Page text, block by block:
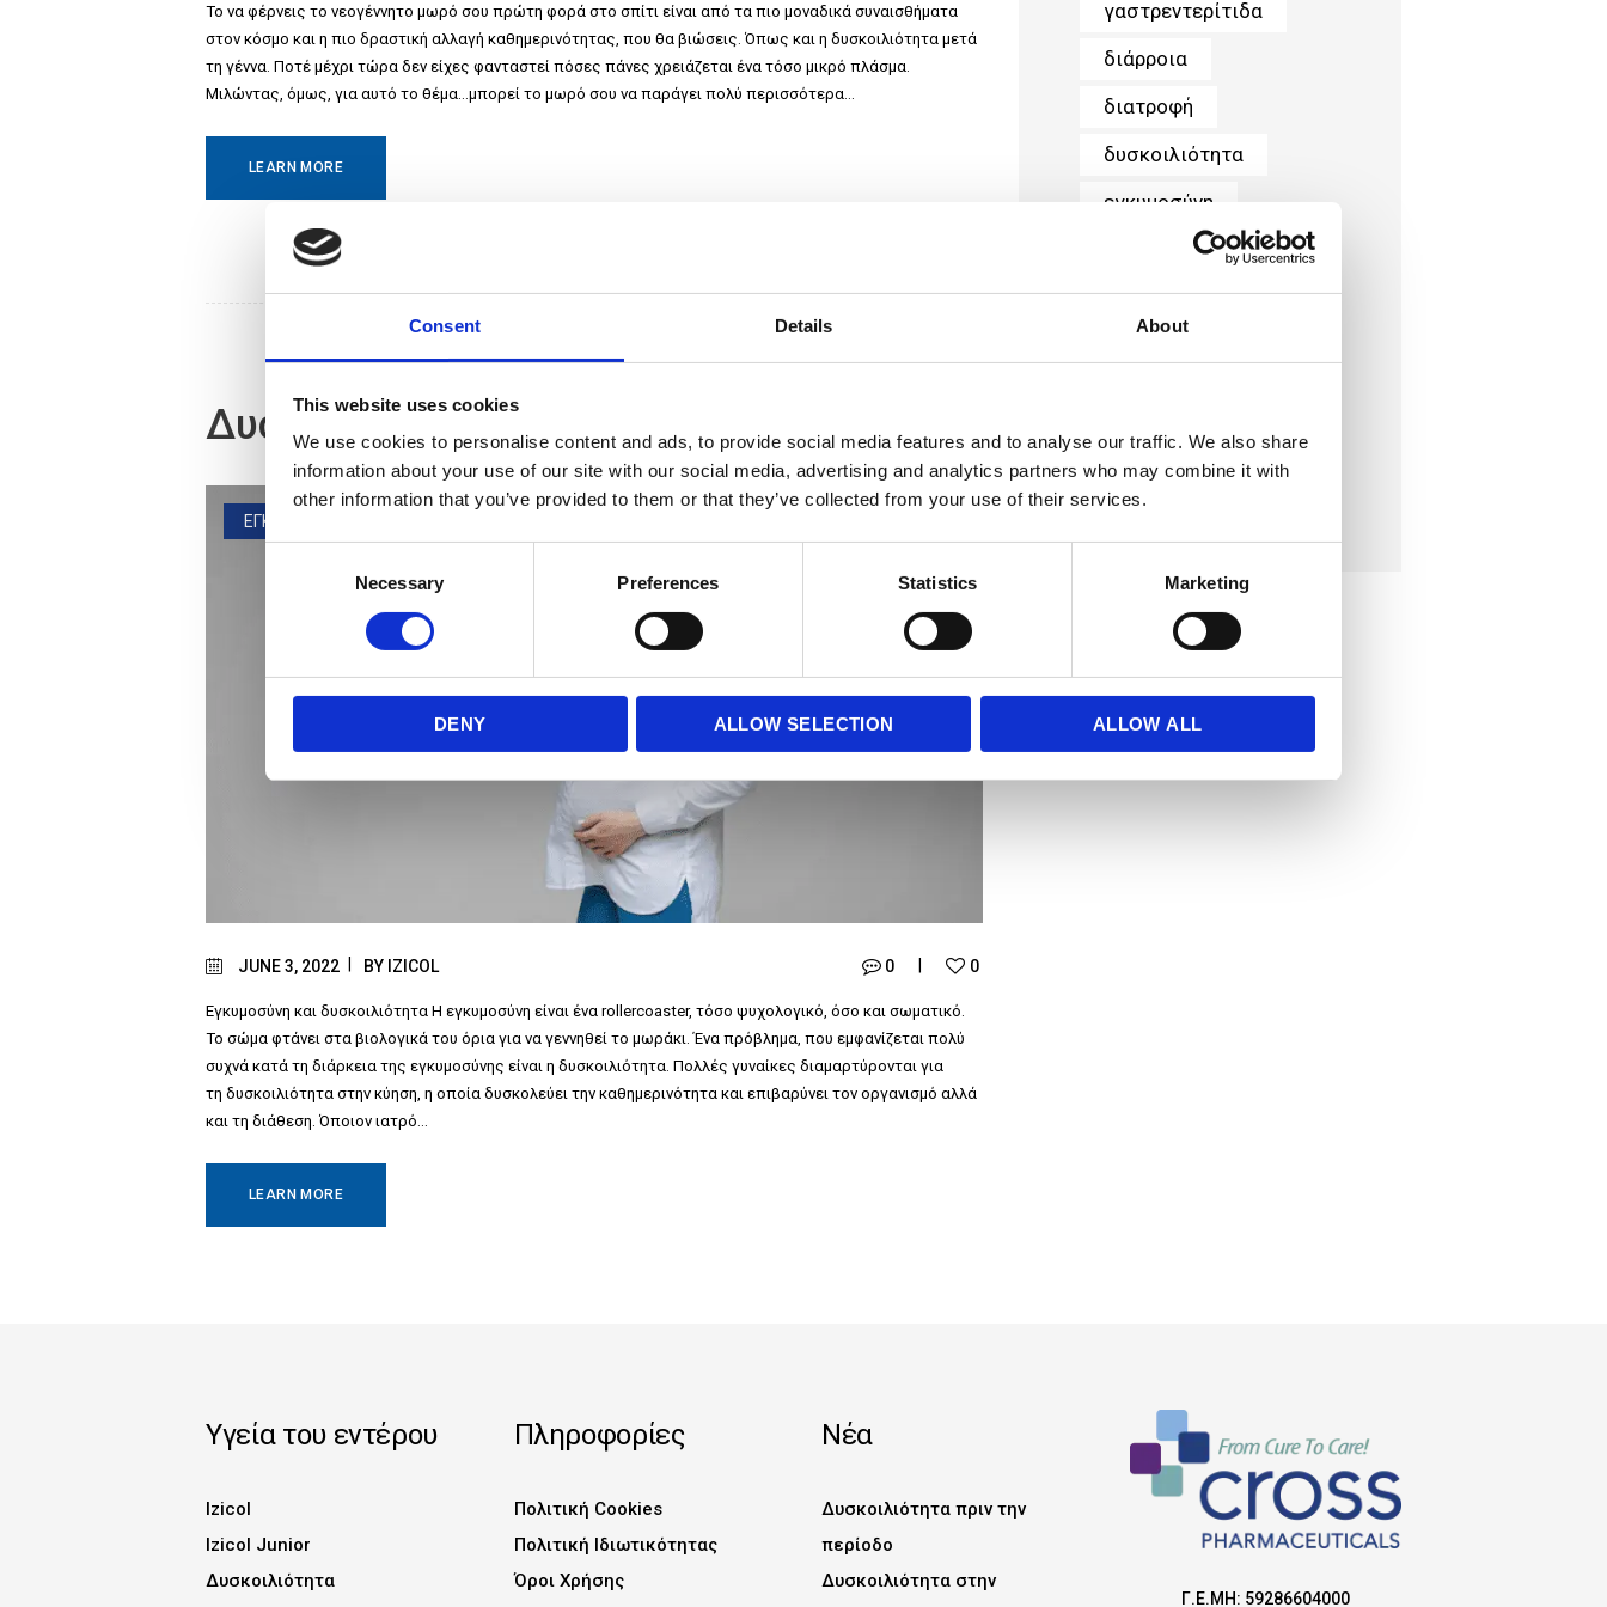
Consent Details About
This website uses cookies
We use cookies to personalise content and ads, to provide social media features and to analyse our traffic. We also share
information about your use of our site with our social media, advertising and analytics partners who may combine it with
other information that you’ve provided to them or that they’ve collected from your use of their services.
e
i
o
Necessary Preferences Statistics Marketing
DENY ALLOW SELECTION ALLOW ALL
Το να φέρνεις το νεογέννητο μωρό σου πρώτη φορά στο σπίτι είναι από τα πιο μοναδικά συναισθήματα
στον κόσμο και η πιο δραστική αλλαγή καθημερινότητας, που θα βιώσεις. Όπως και η δυσκοιλιότητα μετά
τη γέννα. Ποτέ μέχρι τώρα δεν είχες φανταστεί πόσες πάνες χρειάζεται ένα τόσο μικρό πλάσμα.
Μιλώντας, όμως, για αυτό το θέμα…μπορεί το μωρό σου να παράγει πολύ περισσότερα…
LEARN MORE
Δυσκοιλιότητα στην εγκυμοσύνη
ΕΓΚΥΜΟΣΥΝΗ
JUNE 3, 2022 BY IZICOL 0 0
Εγκυμοσύνη και δυσκοιλιότητα Η εγκυμοσύνη είναι ένα rollercoaster, τόσο ψυχολογικό, όσο και σωματικό.
Το σώμα φτάνει στα βιολογικά του όρια για να γεννηθεί το μωράκι. Ένα πρόβλημα, που εμφανίζεται πολύ
συχνά κατά τη διάρκεια της εγκυμοσύνης είναι η δυσκοιλιότητα. Πολλές γυναίκες διαμαρτύρονται για
τη δυσκοιλιότητα στην κύηση, η οποία δυσκολεύει την καθημερινότητα και επιβαρύνει τον οργανισμό αλλά
και τη διάθεση. Όποιον ιατρό…
LEARN MORE
γαστρεντερίτιδα
διάρροια
διατροφή
δυσκοιλιότητα
εγκυμοσύνη
μακρογόλη
παιδί
περίοδος
χημειοθεραπεία
ψυχολογία
Υγεία του εντέρου
Izicol
Izicol Junior
Δυσκοιλιότητα
Πληροφορίες
Πολιτική Cookies
Πολιτική Ιδιωτικότητας
Όροι Χρήσης
Νέα
Δυσκοιλιότητα πριν την
περίοδο
Δυσκοιλιότητα στην
Γ.Ε.ΜΗ: 59286604000